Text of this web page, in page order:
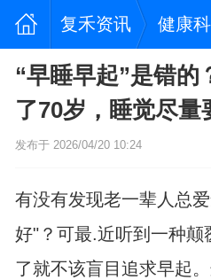
复禾资讯 健康
“早睡早起”是错的
了70岁，睡觉尽量
发布于 2026/04/20 10:24
有没有发现老一辈人总
好"？可最.近听到一种颠
了就不该盲目追求早起